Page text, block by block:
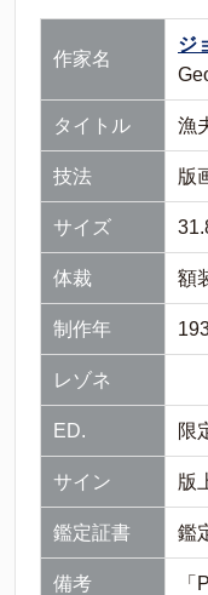
作家名
ジ
タイトル 漁
技法 版
サイズ
体裁 額
制作年
レゾネ
ED. 限
サイン 版
鑑定証書 鑑
備考